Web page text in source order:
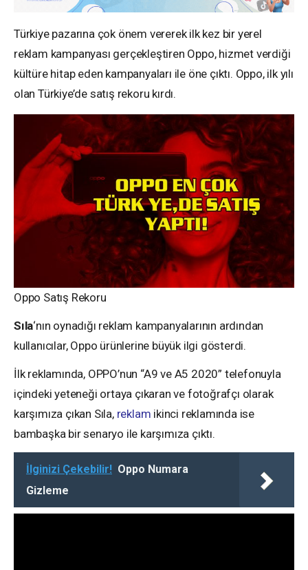
Türkiye pazarına çok önem vererek ilk kez bir yerel
reklam kampanyası gerçekleştiren Oppo, hizmet verdiği
kültüre hitap eden kampanyaları ile öne çıktı. Oppo, ilk yılı
olan Türkiye’de satış rekoru kırdı.
Oppo Satış Rekoru
Sıla‘nın oynadığı reklam kampanyalarının ardından
kullanıcılar, Oppo ürünlerine büyük ilgi gösterdi.
İlk reklamında, OPPO’nun “A9 ve A5 2020” telefonuyla
içindeki yeteneği ortaya çıkaran ve fotoğrafçı olarak
karşımıza çıkan Sıla, reklam ikinci reklamında ise
bambaşka bir senaryo ile karşımıza çıktı.
İlginizi Çekebilir! Oppo Numara
Gizleme